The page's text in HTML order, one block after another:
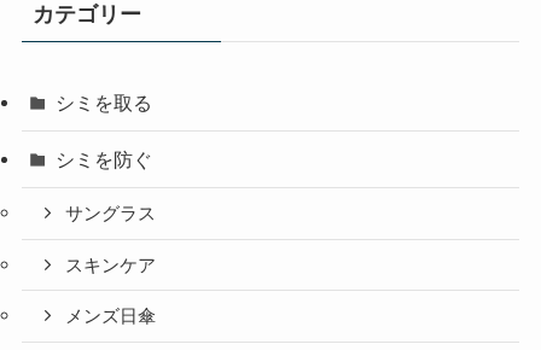
カテゴリー
シミを取る
シミを防ぐ
サングラス
スキンケア
メンズ日傘